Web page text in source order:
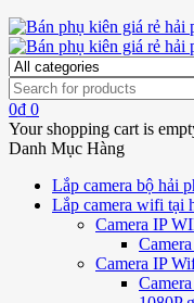
0₫ 0
Your shopping cart is
Danh Mục Hàng
Lắp camera bộ hải
Lắp camera wifi tại
Camera IP
Camera IP